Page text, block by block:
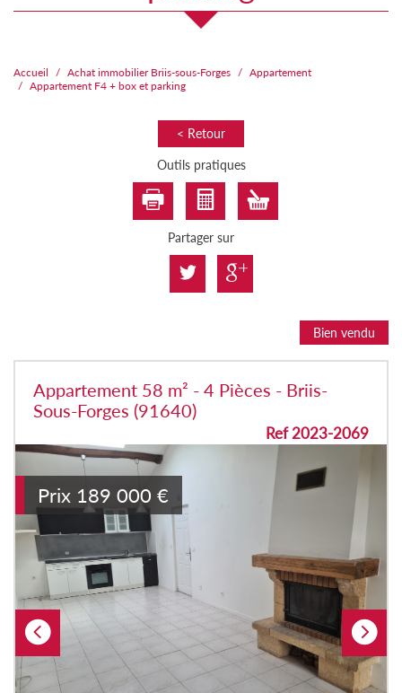
Accueil Achat immobilier Briis-sous-Forges
Appartement
Appartement F4 + box et parking
< Retour
Outils pratiques
Partager sur
Bien vendu
Appartement 58 m² - 4 Pièces - Briis-
Sous-Forges (91640)
Ref 2023-2069
Prix 189 000 €